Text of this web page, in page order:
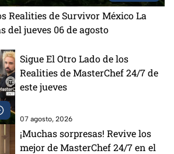
Realities de Survivor México La
del jueves 06 de agosto
Sigue El Otro Lado de los
Realities de MasterChef 24/7 de
este jueves
07 agosto, 2026
¡Muchas sorpresas! Revive los
mejor de MasterChef 24/7 en el